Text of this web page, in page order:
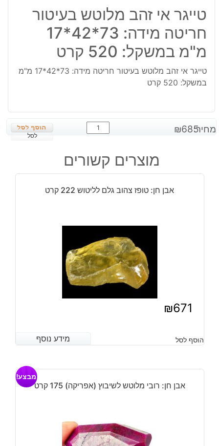
טייגר אי זהב מלוטש בעיטור
חריטה מידה: 73*42*17
מ"מ במשקל: 520 קרט
טייגר אי זהב מלוטש בעיטור חריטה מידה: 73*42*17 מ"מ
במשקל: 520 קרט
מחיר: ₪685
כמות
של
אי
זהב
בעיטור
מ"מ
במשקל:
520
קרט
לסל
מוצרים קשורים
אבן חן: טופז צהוב גלם לליטוש 222 קרט
₪671
מידע נוסף הוסף לסל מידע נוסף
אבן חן: רובי מלוטש לשיבוץ (אפריקה) 175 קרט
מבצע!